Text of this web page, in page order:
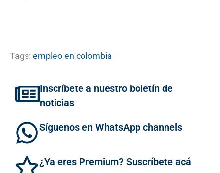
Tags: empleo en colombia
Inscríbete a nuestro boletín de
noticias
Síguenos en WhatsApp channels
¿Ya eres Premium? Suscríbete acá